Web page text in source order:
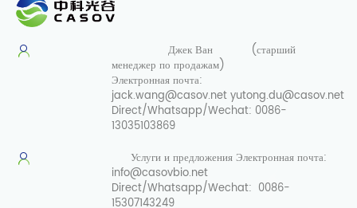
Джек Ван
(старший
менеджер по продажам)
Электронная почта:
jack.wang@casov.netyutong.du@casov.net
Direct/Whatsapp/Wechat: 0086-
13035103869
Услуги и предложенияЭлектронная почта:
info@casovbio.net
Direct/Whatsapp/Wechat: 0086-
15307143249